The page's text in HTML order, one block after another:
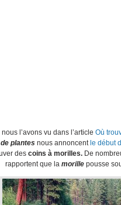
l’avons vu dans l’article Où
plantes nous annoncent le début
des coins à morilles. De
rapportent que la morille pousse